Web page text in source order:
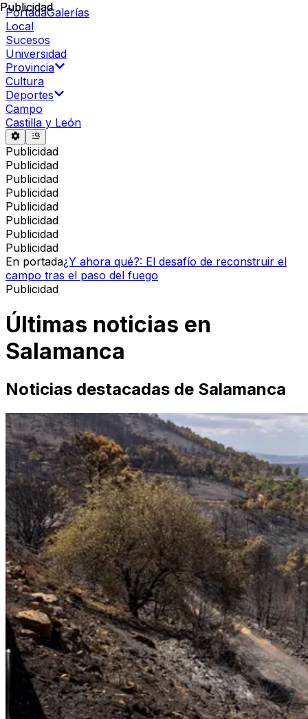
PortadaGalerías
Local
Sucesos
Universidad
Provincia
Cultura
Deportes
Campo
Castilla y León
Publicidad
Publicidad
Publicidad
Publicidad
Publicidad
Publicidad
Publicidad
Publicidad
En portada¿Y ahora qué?: El desafío de reconstruir el
campo tras el paso del fuego
Publicidad
Publicidad
Últimas noticias en
Salamanca
Noticias destacadas de Salamanca
Publicidad